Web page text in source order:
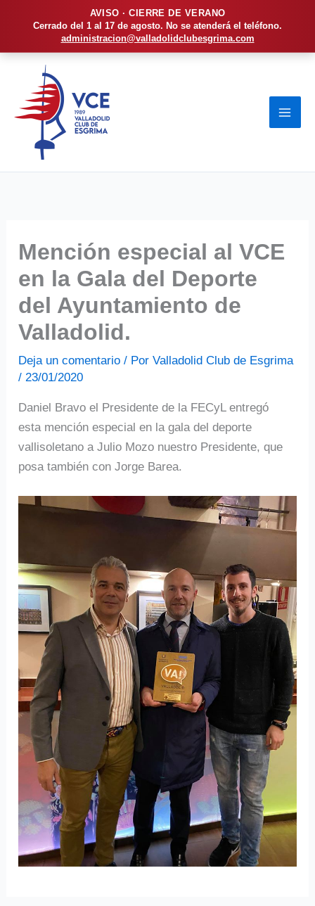
AVISO · CIERRE DE VERANO
Cerrado del 1 al 17 de agosto. No se atenderá el teléfono.
administracion@valladolidclubesgrima.com
contenido
Mención especial al VCE
en la Gala del Deporte
del Ayuntamiento de
Valladolid.
Deja un comentario / PorValladolid Club de Esgrima
/ 23/01/2020
Daniel Bravo el Presidente de la FECyL entregó
esta mención especial en la gala del deporte
vallisoletano a Julio Mozo nuestro Presidente, que
posa también con Jorge Barea.